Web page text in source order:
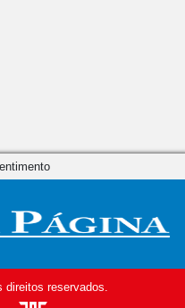
direitos reservados.